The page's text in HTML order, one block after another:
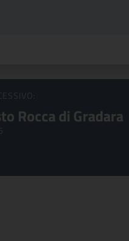
Rocca di Gradara